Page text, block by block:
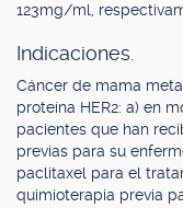
123mg/ml,
Indicaciones.
Cáncer de mama
proteína HER2: a) en
pacientes que han
previas para su
paclitaxel para el
quimioterapia previa